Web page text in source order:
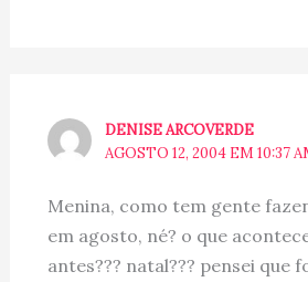
DENISE ARCOVERDE
AGOSTO 12, 2004 EM 10:37
Menina, como tem gente
em agosto, né? o que
antes??? natal??? pensei que